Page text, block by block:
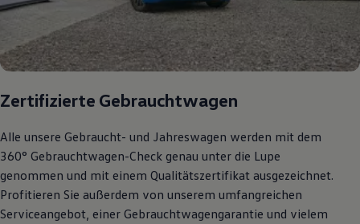
Zertifizierte Gebrauchtwagen
Alle unsere Gebraucht- und Jahreswagen werden mit dem
360° Gebrauchtwagen-Check genau unter die Lupe
genommen und mit einem Qualitätszertifikat ausgezeichnet.
Profitieren Sie außerdem von unserem umfangreichen
Serviceangebot, einer Gebrauchtwagengarantie und vielem